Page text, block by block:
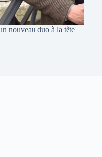
nouveau duo à la tête